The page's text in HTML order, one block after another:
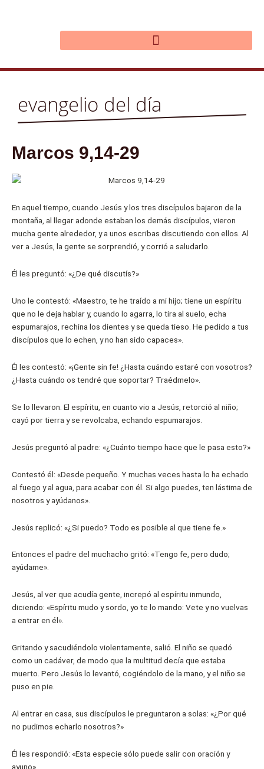
evangelio del día
Marcos 9,14-29
En aquel tiempo, cuando Jesús y los tres discípulos bajaron de la
montaña, al llegar adonde estaban los demás discípulos, vieron
mucha gente alrededor, y a unos escribas discutiendo con ellos. Al
ver a Jesús, la gente se sorprendió, y corrió a saludarlo.
Él les preguntó: «¿De qué discutís?»
Uno le contestó: «Maestro, te he traído a mi hijo; tiene un espíritu
que no le deja hablar y, cuando lo agarra, lo tira al suelo, echa
espumarajos, rechina los dientes y se queda tieso. He pedido a tus
discípulos que lo echen, y no han sido capaces».
Él les contestó: «¡Gente sin fe! ¿Hasta cuándo estaré con vosotros?
¿Hasta cuándo os tendré que soportar? Traédmelo».
Se lo llevaron. El espíritu, en cuanto vio a Jesús, retorció al niño;
cayó por tierra y se revolcaba, echando espumarajos.
Jesús preguntó al padre: «¿Cuánto tiempo hace que le pasa esto?»
Contestó él: «Desde pequeño. Y muchas veces hasta lo ha echado
al fuego y al agua, para acabar con él. Si algo puedes, ten lástima de
nosotros y ayúdanos».
Jesús replicó: «¿Si puedo? Todo es posible al que tiene fe.»
Entonces el padre del muchacho gritó: «Tengo fe, pero dudo;
ayúdame».
Jesús, al ver que acudía gente, increpó al espíritu inmundo,
diciendo: «Espíritu mudo y sordo, yo te lo mando: Vete y no vuelvas
a entrar en él».
Gritando y sacudiéndolo violentamente, salió. El niño se quedó
como un cadáver, de modo que la multitud decía que estaba
muerto. Pero Jesús lo levantó, cogiéndolo de la mano, y el niño se
puso en pie.
Al entrar en casa, sus discípulos le preguntaron a solas: «¿Por qué
no pudimos echarlo nosotros?»
Él les respondió: «Esta especie sólo puede salir con oración y
ayuno».